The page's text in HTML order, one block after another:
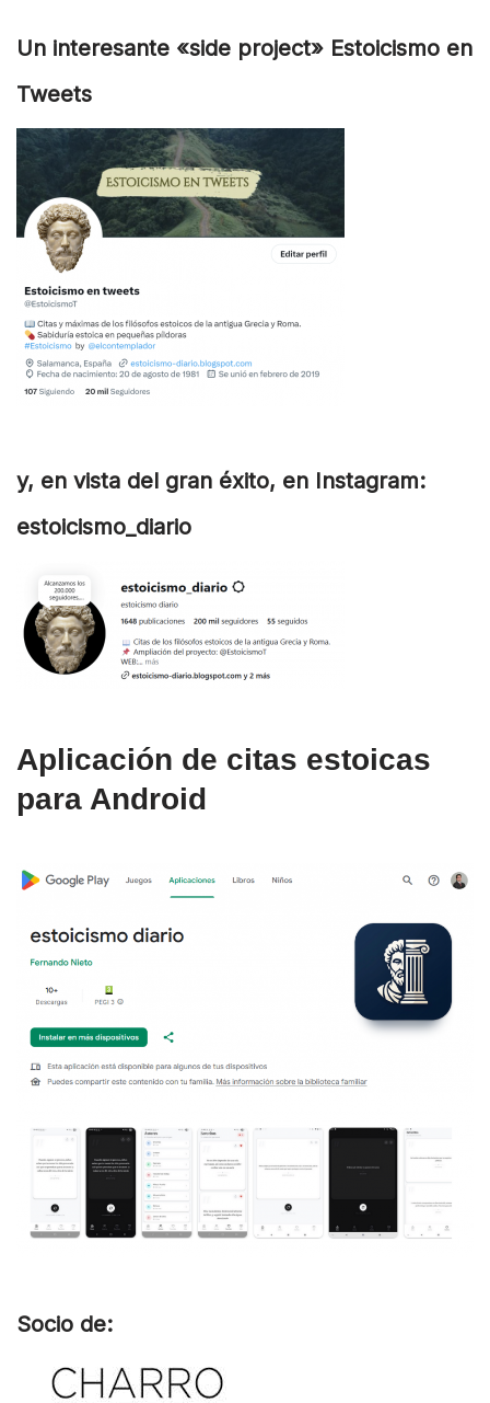
Un interesante «side project» Estoicismo en
Tweets
y, en vista del gran éxito, en Instagram:
estoicismo_diario
Aplicación de citas estoicas
para Android
Socio de: